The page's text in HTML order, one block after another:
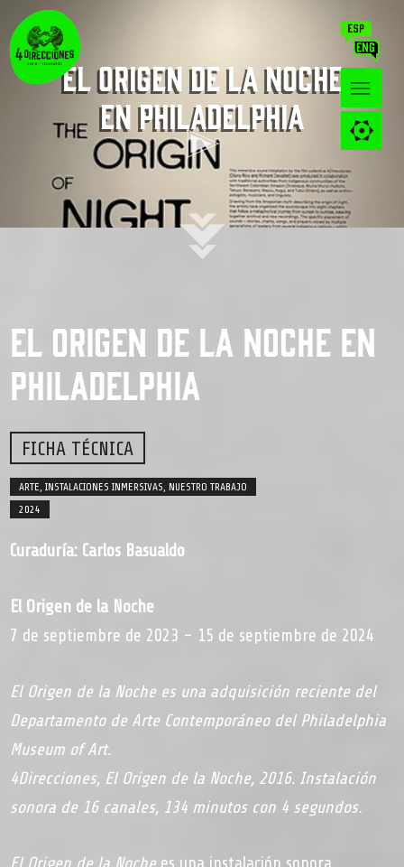
EL ORIGEN DE LA NOCHE
en Philadelphia
EL ORIGEN DE LA NOCHE en
Philadelphia
FICHA TÉCNICA
ARTE,INSTALACIONES INMERSIVAS, NUESTRO TRABAJO
2024
Curaduría: Carlos Basualdo
El Origen de la Noche
7 de septiembre de 2023 – 15 de septiembre de 2024
El Origen de la Noche es una adquisición reciente del
Departamento de Arte Contemporáneo del Philadelphia
Museum of Art.
4Direcciones, El Origen de la Noche, 2016. Instalación
sonora de 16 canales, 134 minutos con 4 segundos.